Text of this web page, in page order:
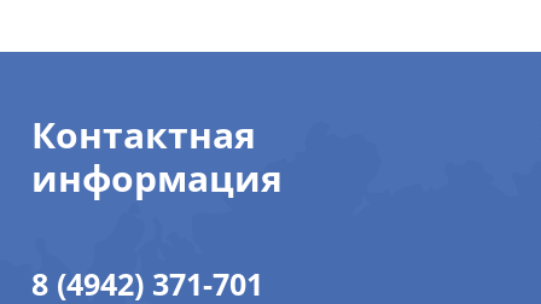
Контактная
информация
8 (4942) 371-701